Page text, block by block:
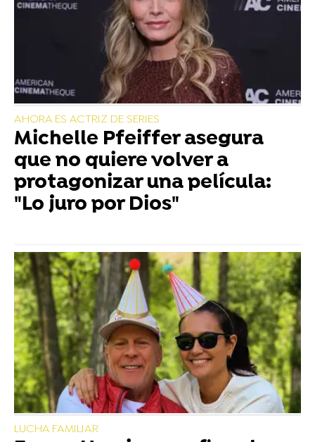
AHORA ES ACTRIZ DE SERIES
Michelle Pfeiffer asegura
que no quiere volver a
protagonizar una película:
"Lo juro por Dios"
LUCHA FAMILIAR